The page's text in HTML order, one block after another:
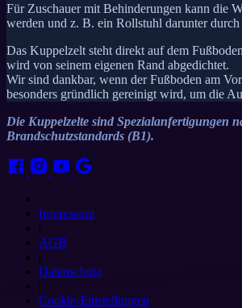
Für Zuschauer mit Behinderungen kann die
werden und z. B. ein Rollstuhl darunter durch
Das Kuppelzelt steht direkt auf dem
wird von seinem eigenen Rand abgedichtet.
Wir sind dankbar, wenn der Fußboden am
besonders gründlich gereinigt wird, um die
Die Kuppelzelte sind Spezialanfertigungen
Brandschutzstandards (B1).
Impressum
|
AGB
|
Datenschutz
|
Cookie-Einstellungen